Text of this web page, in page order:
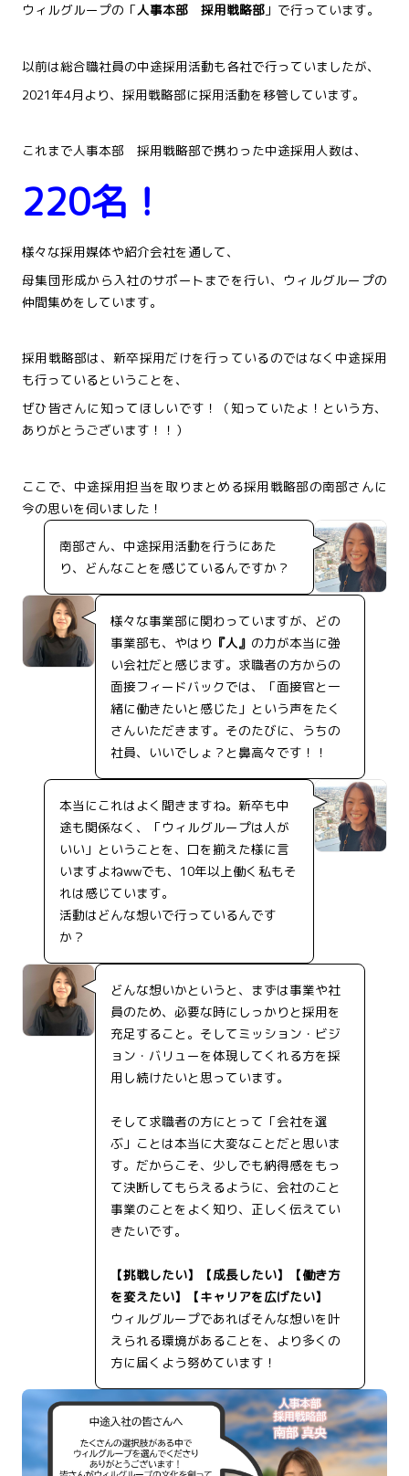
ウィルグループの「人事本部 採用戦略部 」で行っています。
以前は総合職社員の中途採用活動も各社で行っていましたが、
2021年4月より、採用戦略部に採用活動を移管しています。
これまで人事本部 採用戦略部で携わった中途採用人数は、
220名！
様々な採用媒体や紹介会社を通して、
母集団形成から入社のサポートまでを行い、ウィルグループの
仲間集めをしています。
採用戦略部は、新卒採用だけを行っているのではなく中途採用
も行っているということを、
ぜひ皆さんに知ってほしいです！（知っていたよ！という方、
ありがとうございます！！）
ここで、中途採用担当を取りまとめる採用戦略部の南部さんに
今の思いを伺いました！
南部さん、中途採用活動を行うにあた
り、どんなことを感じているんですか？
様々な事業部に関わっていますが、どの
事業部も、やはり 『人』 の力が本当に強
い会社だと感じます。求職者の方からの
面接フィードバックでは、「面接官と一
緒に働きたいと感じた」という声をたく
さんいただきます。そのたびに、うちの
社員、いいでしょ？と鼻高々です！！
本当にこれはよく聞きますね。新卒も中
途も関係なく、「ウィルグループは人が
いい」ということを、口を揃えた様に言
いますよねwwでも、10年以上働く私もそ
れは感じています。
活動はどんな想いで行っているんです
か？
どんな想いかというと、まずは事業や社
員のため、必要な時にしっかりと採用を
充足すること。そしてミッション・ビジ
ョン・バリューを体現してくれる方を採
用し続けたいと思っています。
そして求職者の方にとって「会社を選
ぶ」ことは本当に大変なことだと思いま
す。だからこそ、少しでも納得感をもっ
て決断してもらえるように、会社のこと
事業のことをよく知り、正しく伝えてい
きたいです。
【挑戦したい】【成長したい】【働き方
を変えたい】【キャリアを広げたい】
ウィルグループであればそんな想いを叶
えられる環境があることを、より多くの
方に届くよう努めています！